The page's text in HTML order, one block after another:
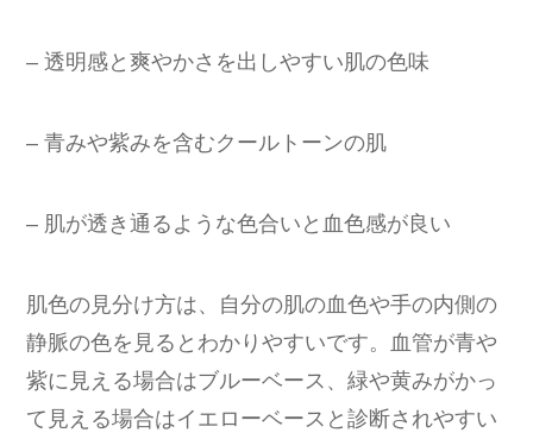
– 透明感と爽やかさを出しやすい肌の色味
– 青みや紫みを含むクールトーンの肌
– 肌が透き通るような色合いと血色感が良い
肌色の見分け方は、自分の肌の血色や手の内側の
静脈の色を見るとわかりやすいです。血管が青や
紫に見える場合はブルーベース、緑や黄みがかっ
て見える場合はイエローベースと診断されやすい